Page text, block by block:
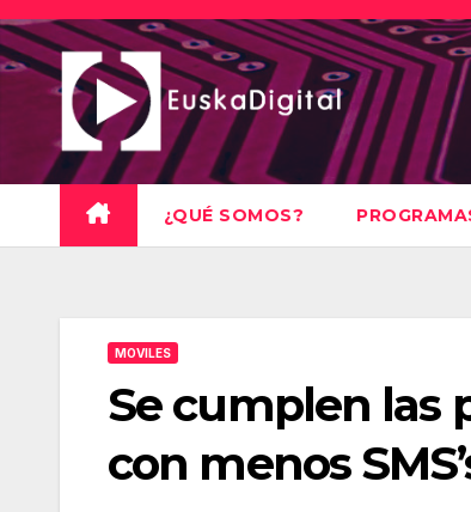
Saltar
al
contenido
¿QUÉ SOMOS?
MOVILES
Se cumplen las
con menos